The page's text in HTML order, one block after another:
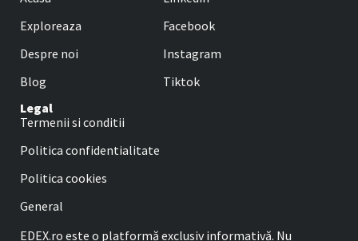
Exploreaza
Despre noi
Blog
Facebook
Instagram
Tiktok
Legal
Termenii si conditii
Politica confidentialitate
Politica cookies
General
EDEX.ro este o platformă exclusiv informativă. Nu